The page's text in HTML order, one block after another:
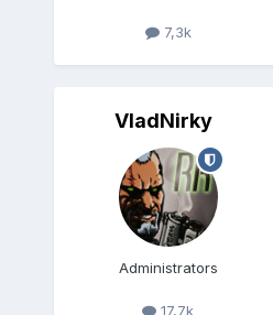
7,3k
VladNirky
Administrators
17,7k